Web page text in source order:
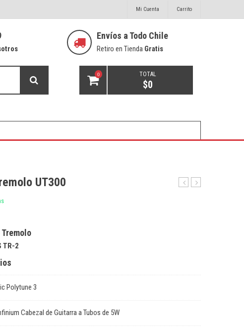
Mi Cuenta Carrito
Envíos a Todo Chile
Retiro en Tienda Gratis
0 TOTAL
$0
UT300
TR-2
Polytune 3
Cabezal de Guitarra a Tubos de 5W